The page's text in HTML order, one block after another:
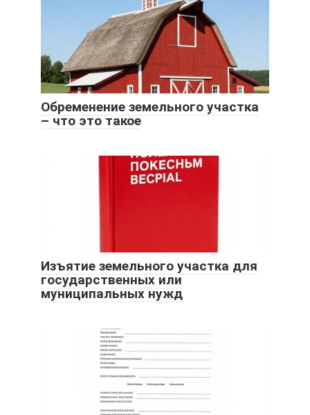
Обременение земельного участка
– что это такое
Изъятие земельного участка для
государственных или
муниципальных нужд